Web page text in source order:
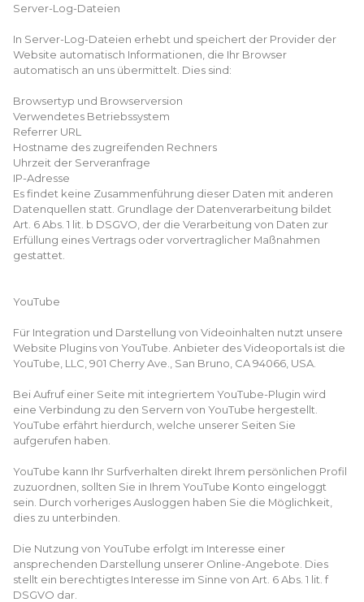
Server-Log-Dateien
In Server-Log-Dateien erhebt und speichert der Provider der
Website automatisch Informationen, die Ihr Browser
automatisch an uns übermittelt. Dies sind:
Browsertyp und Browserversion
Verwendetes Betriebssystem
Referrer URL
Hostname des zugreifenden Rechners
Uhrzeit der Serveranfrage
IP-Adresse
Es findet keine Zusammenführung dieser Daten mit anderen
Datenquellen statt. Grundlage der Datenverarbeitung bildet
Art. 6 Abs. 1 lit. b DSGVO, der die Verarbeitung von Daten zur
Erfüllung eines Vertrags oder vorvertraglicher Maßnahmen
gestattet.
YouTube
Für Integration und Darstellung von Videoinhalten nutzt unsere
Website Plugins von YouTube. Anbieter des Videoportals ist die
YouTube, LLC, 901 Cherry Ave., San Bruno, CA 94066, USA.
Bei Aufruf einer Seite mit integriertem YouTube-Plugin wird
eine Verbindung zu den Servern von YouTube hergestellt.
YouTube erfährt hierdurch, welche unserer Seiten Sie
aufgerufen haben.
YouTube kann Ihr Surfverhalten direkt Ihrem persönlichen Profil
zuzuordnen, sollten Sie in Ihrem YouTube Konto eingeloggt
sein. Durch vorheriges Ausloggen haben Sie die Möglichkeit,
dies zu unterbinden.
Die Nutzung von YouTube erfolgt im Interesse einer
ansprechenden Darstellung unserer Online-Angebote. Dies
stellt ein berechtigtes Interesse im Sinne von Art. 6 Abs. 1 lit. f
DSGVO dar.